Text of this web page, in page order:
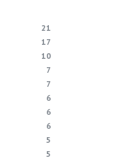
21
17
10
7
7
6
6
6
5
5